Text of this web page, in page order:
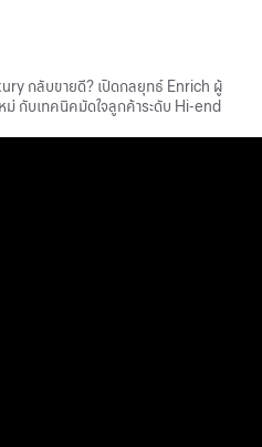
กลับขายดี? เปิดกลยุทธ์ Enrich ผู้
กับเทคนิคมัดใจลูกค้าระดับ Hi-end